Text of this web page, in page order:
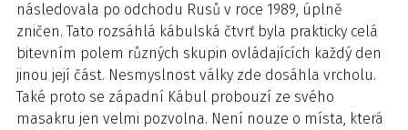
následovala po odchodu Rusů v roce 1989, úplně
zničen. Tato rozsáhlá kábulská čtvrť byla prakticky celá
bitevním polem různých skupin ovládajících každý den
jinou její část. Nesmyslnost války zde dosáhla vrcholu.
Také proto se západní Kábul probouzí ze svého
masakru jen velmi pozvolna. Není nouze o místa, která